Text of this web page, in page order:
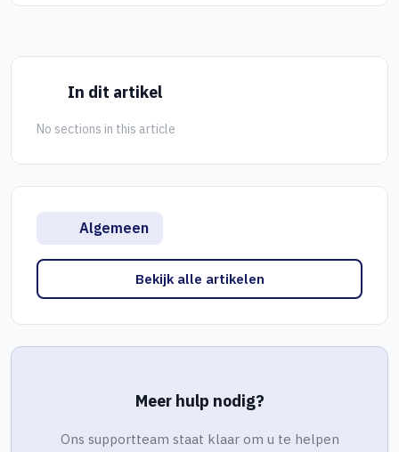
In dit artikel
No sections in this article
Algemeen
Bekijk alle artikelen
Meer hulp nodig?
Ons supportteam staat klaar om u te helpen